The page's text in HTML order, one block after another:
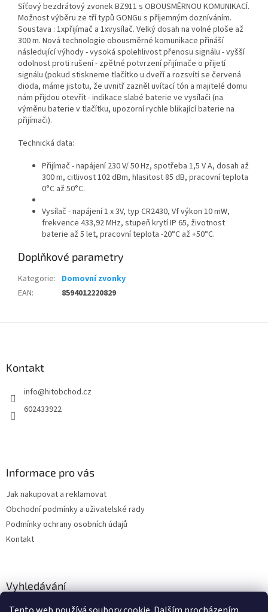
Síťový bezdrátový zvonek BZ911 s OBOUSMĚRNOU KOMUNIKACÍ.
Možnost výběru ze tří typů GONGu s příjemným dozníváním.
Soustava : 1xpřijímač a 1xvysílač. Velký dosah na volné ploše až
300 m. Nová technologie obousměrné komunikace přináší
následující výhody - vysoká spolehlivost přenosu signálu - vyšší
odolnost proti rušení - zpětné potvrzení přijímače o přijetí
signálu (pokud stiskneme tlačítko u dveří a rozsvítí se červená
dioda, máme jistotu, že uvnitř zazněl uvítací tón a majitelé domu
nám přijdou otevřít - indikace slabé baterie ve vysílači (na
výměnu baterie v tlačítku, upozorní rychle blikající baterie na
přijímači).
Technická data:
Přijímač - napájení 230 V/ 50 Hz, spotřeba 1,5 V A, dosah až
300 m, citlivost 102 dBm, hlasitost 85 dB, pracovní teplota
0°C až 50°C.
Vysílač - napájení 1 x 3V, typ CR2430, Vf výkon 10 mW,
frekvence 433,92 MHz, stupeň krytí IP 65, životnost
baterie až 5 let, pracovní teplota -20°C až +50°C.
Doplňkové parametry
Kategorie: Domovní zvonky
EAN: 8594012220829
Kontakt
info@hitobchod.cz
602433922
Informace pro vás
Jak nakupovat a reklamovat
Obchodní podmínky a uživatelské rady
Podmínky ochrany osobních údajů
Kontakt
Vyhledávání